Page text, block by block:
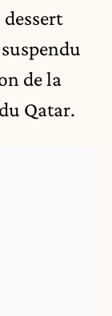
de la
Qatar.